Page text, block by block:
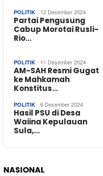
POLITIK 12 Desember 2024
Partai Pengusung
Cabup Morotai Rusli-
Rio…
POLITIK 11 Desember 2024
AM-SAH Resmi Gugat
ke Mahkamah
Konstitus…
POLITIK 6 Desember 2024
Hasil PSU di Desa
Waiina Kepulauan
Sula,…
NASIONAL